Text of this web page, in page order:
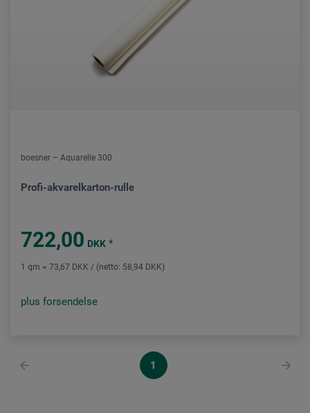
boesner – Aquarelle 300
Profi-akvarelkarton-rulle
722,00 DKK *
1 qm = 73,67 DKK / (netto: 58,94 DKK)
plus forsendelse
1